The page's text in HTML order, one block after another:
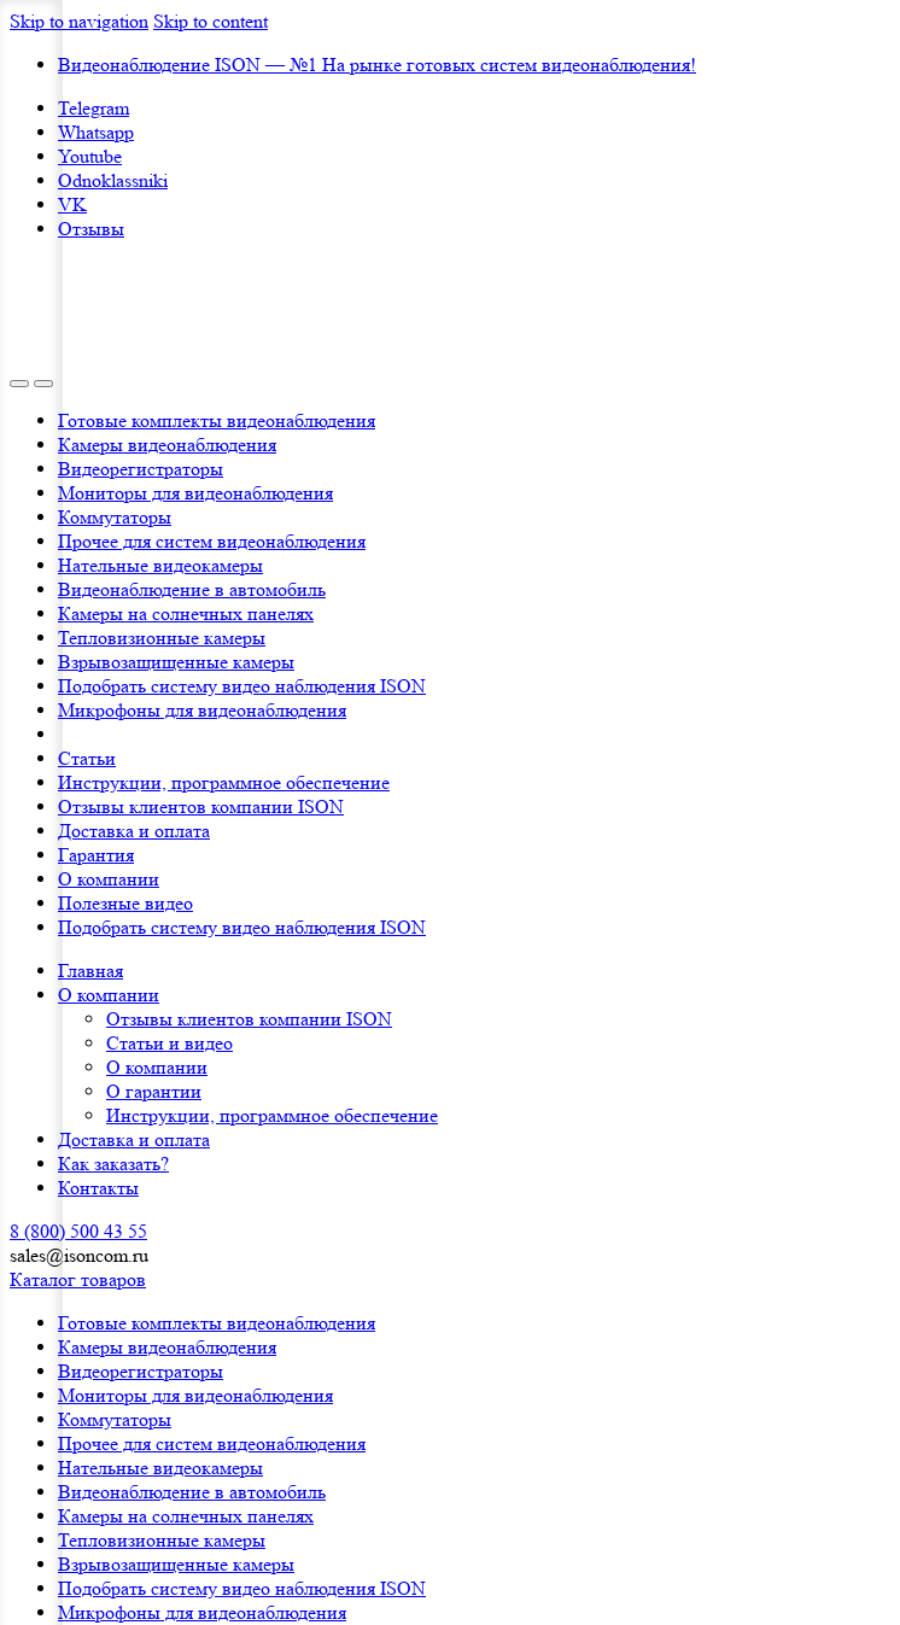
Skip to navigation Skip to content
Видеонаблюдение ISON — №1 На рынке готовых систем видеонаблюдения!
Telegram
Whatsapp
Youtube
Odnoklassniki
VK
Отзывы
Готовые комплекты видеонаблюдения
Камеры видеонаблюдения
Видеорегистраторы
Мониторы для видеонаблюдения
Коммутаторы
Прочее для систем видеонаблюдения
Нательные видеокамеры
Видеонаблюдение в автомобиль
Камеры на солнечных панелях
Тепловизионные камеры
Взрывозащищенные камеры
Подобрать систему видео наблюдения ISON
Микрофоны для видеонаблюдения
Статьи
Инструкции, программное обеспечение
Отзывы клиентов компании ISON
Доставка и оплата
Гарантия
О компании
Полезные видео
Подобрать систему видео наблюдения ISON
Главная
О компании
Отзывы клиентов компании ISON
Статьи и видео
О компании
О гарантии
Инструкции, программное обеспечение
Доставка и оплата
Как заказать?
Контакты
8 (800) 500 43 55
sales@isoncom.ru
Каталог товаров
Готовые комплекты видеонаблюдения
Камеры видеонаблюдения
Видеорегистраторы
Мониторы для видеонаблюдения
Коммутаторы
Прочее для систем видеонаблюдения
Нательные видеокамеры
Видеонаблюдение в автомобиль
Камеры на солнечных панелях
Тепловизионные камеры
Взрывозащищенные камеры
Подобрать систему видео наблюдения ISON
Микрофоны для видеонаблюдения